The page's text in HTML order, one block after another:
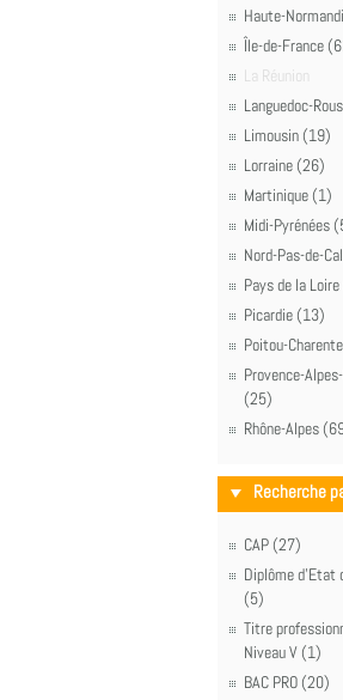
Haute-
Île-de-France
La Réunion
Languedoc-
Limousin (19)
Lorraine (26)
Martinique (1)
Midi-Pyrénées
Nord-Pas-de-
Pays de la
Picardie (13)
Poitou-
Provence-
(25)
Rhône-Alpes
Recherche
CAP (27)
Diplôme d'Etat
(5)
Titre
Niveau V (1)
BAC PRO (20)